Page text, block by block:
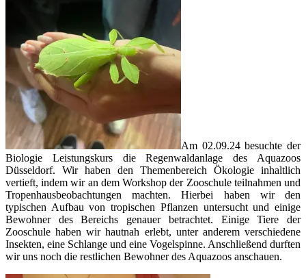
Am 02.09.24 besuchte der
Biologie Leistungskurs die Regenwaldanlage des Aquazoos
Düsseldorf. Wir haben den Themenbereich Ökologie inhaltlich
vertieft, indem wir an dem Workshop der Zooschule teilnahmen und
Tropenhausbeobachtungen machten. Hierbei haben wir den
typischen Aufbau von tropischen Pflanzen untersucht und einige
Bewohner des Bereichs genauer betrachtet. Einige Tiere der
Zooschule haben wir hautnah erlebt, unter anderem verschiedene
Insekten, eine Schlange und eine Vogelspinne. Anschließend durften
wir uns noch die restlichen Bewohner des Aquazoos anschauen.